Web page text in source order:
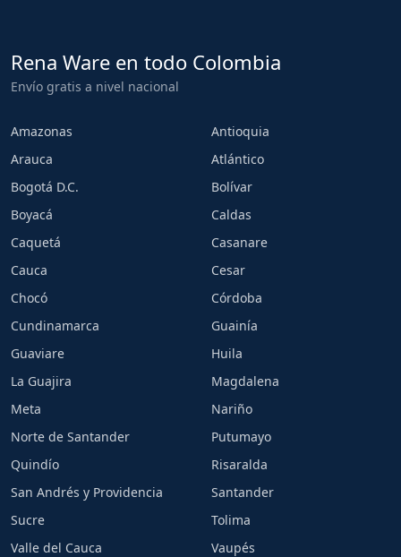
Rena Ware en todo Colombia
Envío gratis a nivel nacional
Amazonas
Antioquia
Arauca
Atlántico
Bogotá D.C.
Bolívar
Boyacá
Caldas
Caquetá
Casanare
Cauca
Cesar
Chocó
Córdoba
Cundinamarca
Guainía
Guaviare
Huila
La Guajira
Magdalena
Meta
Nariño
Norte de Santander
Putumayo
Quindío
Risaralda
San Andrés y Providencia
Santander
Sucre
Tolima
Valle del Cauca
Vaupés